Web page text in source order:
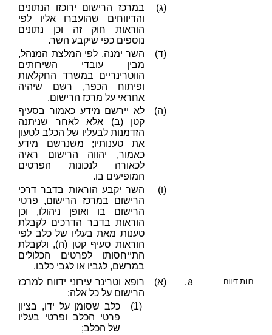
(ג)
במרכז הרישום ירוכזו הנתונים
והדיווחים שהועברו אליו לפי
הוראות חוק זה וכן נתונים
נוספים כפי שיקבע השר.
(ד)
השר ימנה, לפי המלצת המנהל,
מבין עובדי השירותים
הווטרינריים במשרד החקלאות
ופיתוח הכפר, רשם שיהיה
אחראי על מרכז הרישום.
(ה)
לא יירשם מידע כאמור בסעיף
קטן (ב) אלא לאחר שניתנה
הזדמנות לבעליו של הכלב לטעון
את טענותיו; משנרשם מידע
כאמור, יהווה הרישום ראיה
לכאורה לנכונות הפרטים
המופיעים בו.
(ו)
השר יקבע הוראות בדבר דרכי
הרישום במרכז הרישום, פרטי
הרישום בו ואופן ניהולו, וכן
הוראות בדבר הדרכים לקבלת
טענות מאת בעליו של כלב לפי
הוראות סעיף קטן (ה), ולקבלת
התייחסותו לפרטים הכלולים
במרשם, לגביו או לגבי כלבו.
8. חוות דיווח (א)
רופא וטרינר עירוני ידווח למרכז
הרישום על כל אלה:
(1)
כלב שסומן על ידו, בציון
פרטי הכלב ופרטי בעליו
של הכלב;